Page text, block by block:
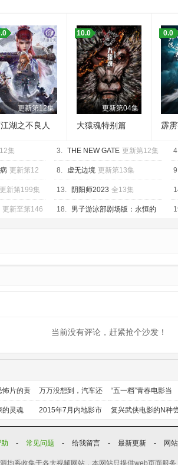
更新第12集
湖之不良人
更新第04集
10.0
大猿魂特别篇
0.0
霹
集 3. THE NEW GATE 更新第12集
更新第12 8. 虚无边境 更新第13集
更新第199集 13. 阴阳师2023 全13集
篇
更新至第146 18. 男子游泳部剧场版：永恒的
混合泳之约定 已完结 团
当前没有评论，赶紧抢个沙发！
怖片的黄 万万没想到，汽车还
能干这个？
“五一档”青春电影当
道
的灵魂 2015年7月内地影市
前瞻
复兴武侠电影的N种
试
- 常见问题 - 给我留言 - 最新更新 - 网
均系收集于各大视频网站，本网站只提供web页面服